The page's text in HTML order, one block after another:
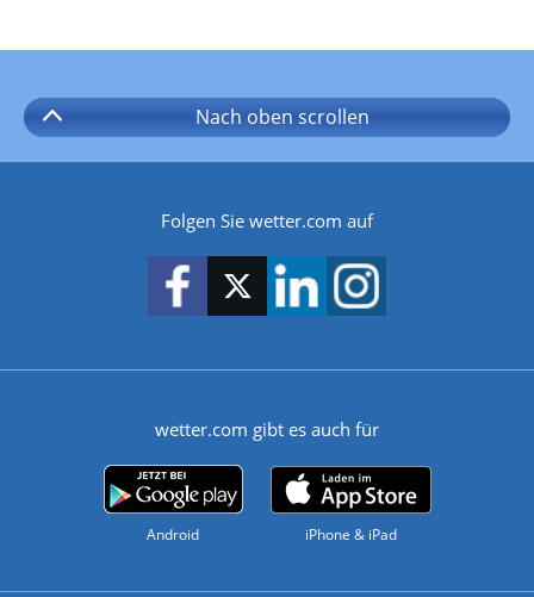
Nach oben scrollen
Folgen Sie wetter.com auf
wetter.com gibt es auch für
Android iPhone & iPad